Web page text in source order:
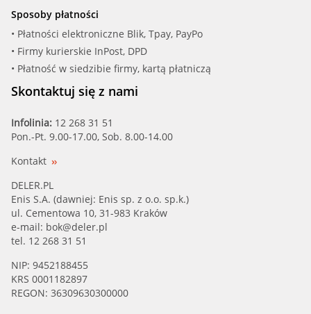
Sposoby płatności
• Płatności elektroniczne Blik, Tpay, PayPo
• Firmy kurierskie InPost, DPD
• Płatność w siedzibie firmy, kartą płatniczą
Skontaktuj się z nami
Infolinia: 12 268 31 51
Pon.-Pt. 9.00-17.00, Sob. 8.00-14.00
Kontakt
DELER.PL
Enis S.A. (dawniej: Enis sp. z o.o. sp.k.)
ul. Cementowa 10, 31-983 Kraków
e-mail: bok@deler.pl
tel. 12 268 31 51
NIP: 9452188455
KRS 0001182897
REGON: 36309630300000